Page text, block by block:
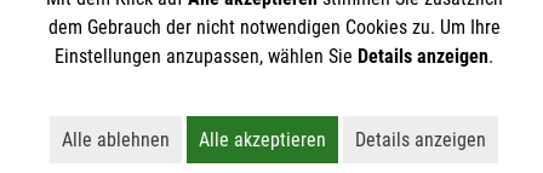
gemeinnützige Organisation von der Körperschaft- und
Gewerbesteuer befreit.
dem Gebrauch der nicht notwendigen Cookies zu. Um Ihre
Einstellungen anzupassen, wählen Sie Details anzeigen.
Alle ablehnen
Lehnt alle nicht-essentiellen Cookies ab
Alle akzeptieren
Akzeptiert alle Cookies
Details anzeigen